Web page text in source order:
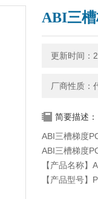
ABI三槽
更新时间：
厂商性质：
简要描述：
ABI三槽梯度
ABI三槽梯度
【产品名称】
【产品型号】